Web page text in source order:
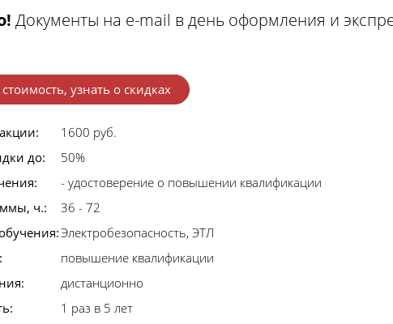
Документы на e-mail в день оформления и
стоимость, узнать о скидках
1600 руб.
до:
50%
- удостоверение о повышении квалификации
ч.:
36 - 72
Электробезопасность, ЭТЛ
повышение квалификации
дистанционно
1 раз в 5 лет